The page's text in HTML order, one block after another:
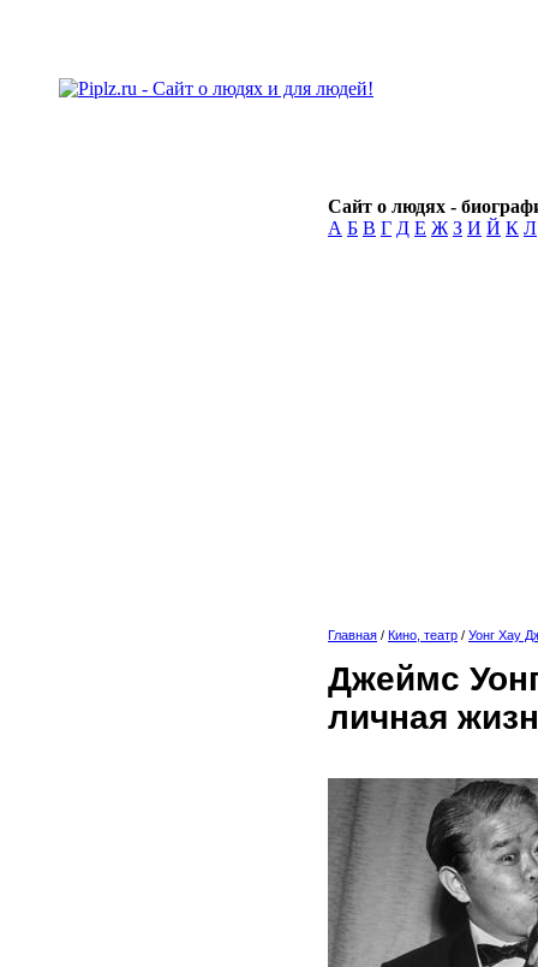
Сайт о людях -
А Б В Г Д Е Ж З И Й К Л
Главная / Кино, театр / Уонг Хау
Джеймс
личная